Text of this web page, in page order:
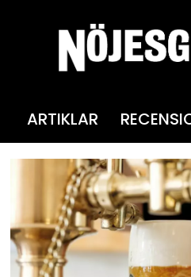
ARTIKLAR